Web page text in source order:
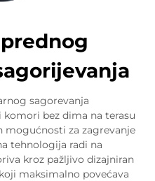
sagorevanja
bez dima na terasu
za zagrevanje
tehnologija radi na
kroz pažljivo dizajniran
maksimalno povećava